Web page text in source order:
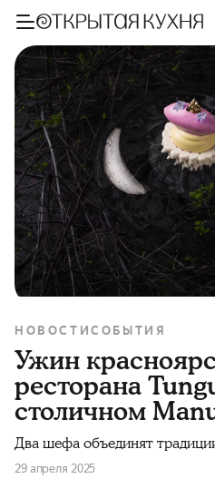
НОВОСТИСОБЫТИЯ
Ужин
ресторана
столичном
Два шефа объединят
29 апреля 2025